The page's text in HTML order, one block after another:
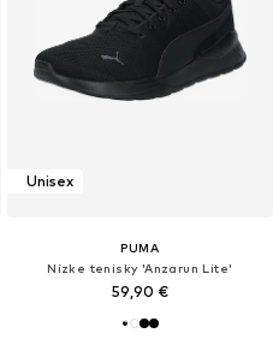
Unisex
PUMA
Nízke tenisky 'Anzarun Lite'
59,90 €